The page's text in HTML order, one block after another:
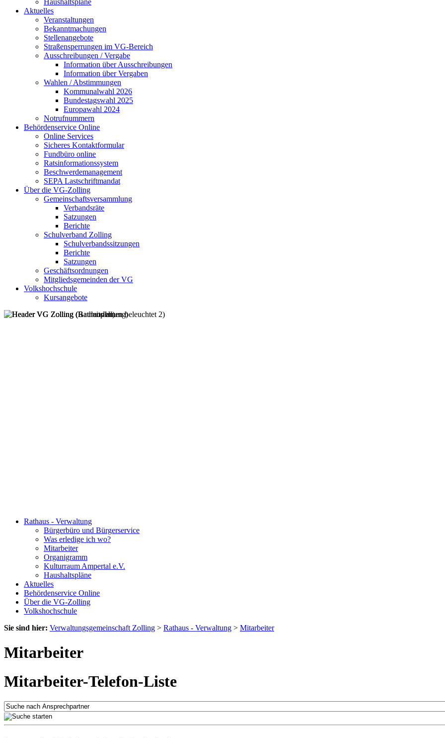
Haushaltspläne
Aktuelles
Veranstaltungen
Bekanntmachungen
Stellenangebote
Straßensperrungen im VG-Bereich
Ausschreibungen / Vergabe
Information über Ausschreibungen
Information über Vergaben
Wahlen / Abstimmungen
Kommunalwahl 2026
Bundestagswahl 2025
Europawahl 2024
Notrufnummern
Behördenservice Online
Online Services
Sicheres Kontaktformular
Fundbüro online
Ratsinformationssystem
Beschwerdemanagement
SEPA Lastschriftmandat
Über die VG-Zolling
Gemeinschaftsversammlung
Verbandsräte
Satzungen
Berichte
Schulverband Zolling
Schulverbandssitzungen
Berichte
Satzungen
Geschäftsordnungen
Mitgliedsgemeinden der VG
Volkshochschule
Kursangebote
Rathaus - Verwaltung
Bürgerbüro und Bürgerservice
Was erledige ich wo?
Mitarbeiter
Organigramm
Kulturraum Ampertal e.V.
Haushaltspläne
Aktuelles
Behördenservice Online
Über die VG-Zolling
Volkshochschule
Sie sind hier: Verwaltungsgemeinschaft Zolling > Rathaus - Verwaltung > Mitarbeiter
Mitarbeiter
Mitarbeiter-Telefon-Liste